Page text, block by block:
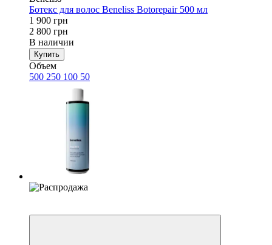
Ботекс для волос Beneliss Botorepair 500 мл
1 900 грн
2 800 грн
В наличии
Купить
Объем
500 250 100 50